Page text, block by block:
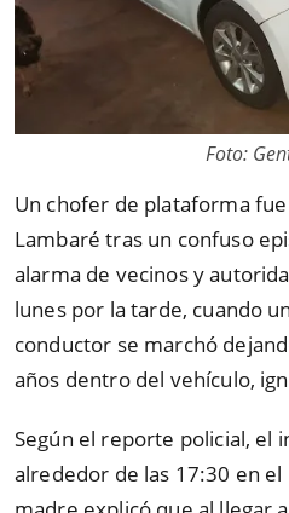
Foto:
Un chofer de plataforma
Lambaré tras un confuso
alarma de vecinos y
lunes por la tarde, cuando
conductor se marchó
años dentro del vehículo,
Según el reporte policial, el
alrededor de las 17:30 en el